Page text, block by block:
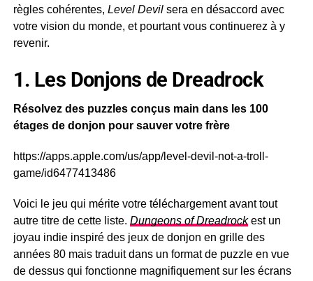
règles cohérentes, Level Devilsera en désaccord avec
votre vision du monde, et pourtant vous continuerez à y
revenir.
1. Les Donjons de Dreadrock
Résolvez des puzzles conçus main dans les 100
étages de donjon pour sauver votre frère
https://apps.apple.com/us/app/level-devil-not-a-troll-
game/id6477413486
Voici le jeu qui mérite votre téléchargement avant tout
autre titre de cette liste. Dungeons of Dreadrockest un
joyau indie inspiré des jeux de donjon en grille des
années 80 mais traduit dans un format de puzzle en vue
de dessus qui fonctionne magnifiquement sur les écrans